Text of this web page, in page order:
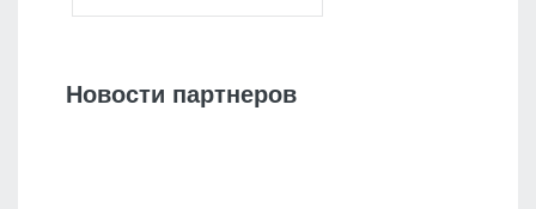
Новости партнеров